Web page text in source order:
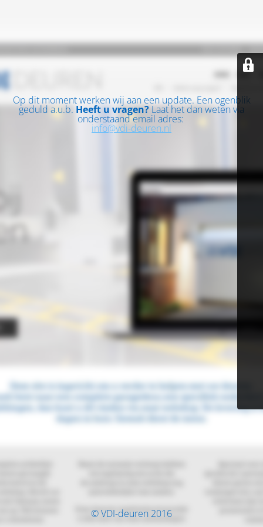
Op dit moment werken wij aan een update. Een ogenblik
geduld a.u.b. Heeft u vragen? Laat het dan weten via
onderstaand email adres:
info@vdi-deuren.nl
© VDI-deuren 2016